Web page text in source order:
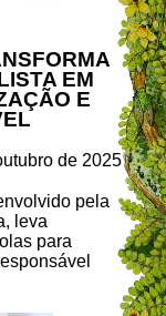
EM
E
de 2025
pela
leva
para